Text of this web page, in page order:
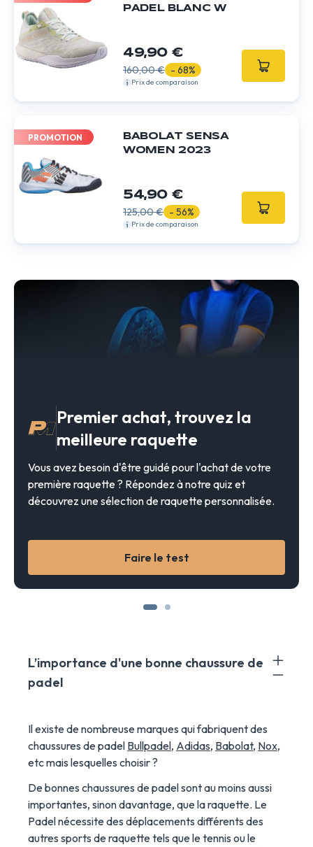
PADEL BLANC W
49,90 €
160,00 € - 68%
Prix de comparaison
PROMOTION
BABOLAT SENSA
WOMEN 2023
54,90 €
125,00 € - 56%
Prix de comparaison
Premier achat, trouvez la
meilleure raquette
Vous avez besoin d'être guidé pour l'achat de votre
première raquette ? Répondez à notre quiz et
découvrez une sélection de raquette personnalisée.
Faire le test
L’importance d'une bonne chaussure de
padel
Il existe de nombreuse marques qui fabriquent des
chaussures de padel Bullpadel, Adidas, Babolat, Nox,
etc mais lesquelles choisir ?
De bonnes chaussures de padel sont au moins aussi
importantes, sinon davantage, que la raquette. Le
Padel nécessite des déplacements différents des
autres sports de raquette tels que le tennis ou le